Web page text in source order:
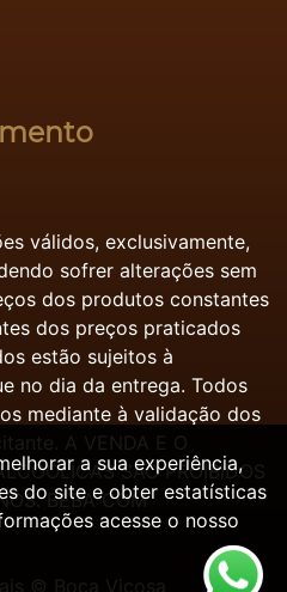
válidos, exclusivamente,
sofrer alterações sem
dos produtos constantes
dos preços praticados
estão sujeitos à
no dia da entrega. Todos
mediante à validação dos
A VENDA E O
SÃO PROIBIDOS
BEBA COM
© Boca Viçosa
a sua experiência,
do site e obter estatísticas
acesse o nosso